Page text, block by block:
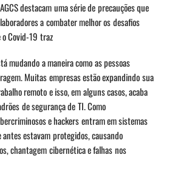
destacam uma série de precauções que
a combater melhor os desafios
Covid-19 traz
mudando a maneira como as pessoas
Muitas empresas estão expandindo sua
remoto e isso, em alguns casos, acaba
de segurança de TI. Como
e hackers entram em sistemas
estavam protegidos, causando
chantagem cibernética e falhas nos